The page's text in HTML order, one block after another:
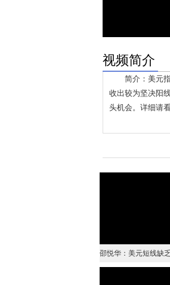
视频简介
简介：美元指
收出较为坚决阳
头机会。详细请